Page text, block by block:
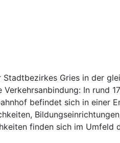
Gries in der
In rund
befindet sich in einer
finden sich im Umfeld